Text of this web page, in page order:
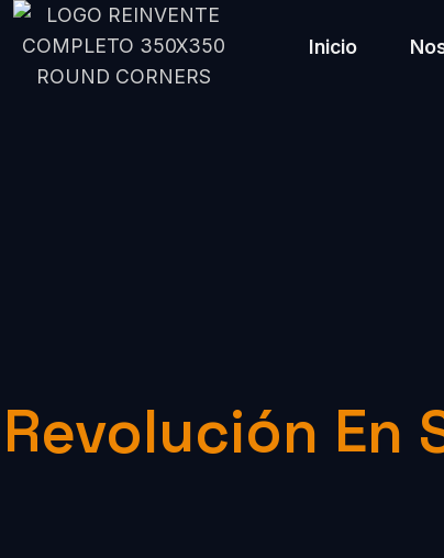
Inicio
Revolución En